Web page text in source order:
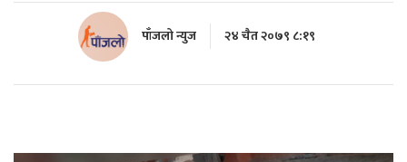
पाँजलो न्युज २४ चैत २०७९ ८:१९